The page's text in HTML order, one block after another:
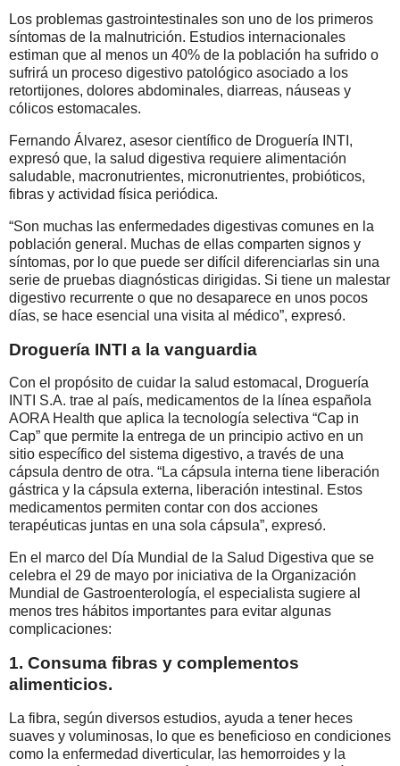
Los problemas gastrointestinales son uno de los primeros
síntomas de la malnutrición. Estudios internacionales
estiman que al menos un 40% de la población ha sufrido o
sufrirá un proceso digestivo patológico asociado a los
retortijones, dolores abdominales, diarreas, náuseas y
cólicos estomacales.
Fernando Álvarez, asesor científico de Droguería INTI,
expresó que, la salud digestiva requiere alimentación
saludable, macronutrientes, micronutrientes, probióticos,
fibras y actividad física periódica.
“Son muchas las enfermedades digestivas comunes en la
población general. Muchas de ellas comparten signos y
síntomas, por lo que puede ser difícil diferenciarlas sin una
serie de pruebas diagnósticas dirigidas. Si tiene un malestar
digestivo recurrente o que no desaparece en unos pocos
días, se hace esencial una visita al médico”, expresó.
Droguería INTI a la vanguardia
Con el propósito de cuidar la salud estomacal, Droguería
INTI S.A. trae al país, medicamentos de la línea española
AORA Health que aplica la tecnología selectiva “Cap in
Cap” que permite la entrega de un principio activo en un
sitio específico del sistema digestivo, a través de una
cápsula dentro de otra. “La cápsula interna tiene liberación
gástrica y la cápsula externa, liberación intestinal. Estos
medicamentos permiten contar con dos acciones
terapéuticas juntas en una sola cápsula”, expresó.
En el marco del Día Mundial de la Salud Digestiva que se
celebra el 29 de mayo por iniciativa de la Organización
Mundial de Gastroenterología, el especialista sugiere al
menos tres hábitos importantes para evitar algunas
complicaciones:
1. Consuma fibras y complementos
alimenticios.
La fibra, según diversos estudios, ayuda a tener heces
suaves y voluminosas, lo que es beneficioso en condiciones
como la enfermedad diverticular, las hemorroides y la